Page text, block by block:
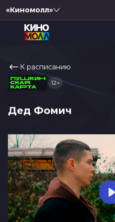
«Киномолл»
К расписанию
Дед Фомич
12+